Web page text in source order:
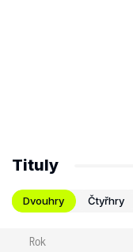
Tituly
Dvouhry Čtyřhry
Rok